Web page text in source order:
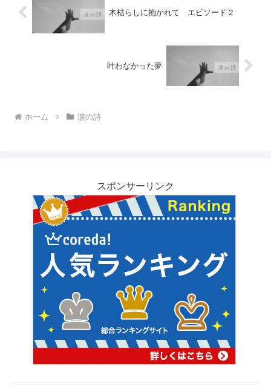
木枯らしに抱かれて エピソード２
叶わなかった夢
ホーム 涙の詩
スポンサーリンク